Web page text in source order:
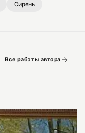
Сирень
Все работы автора